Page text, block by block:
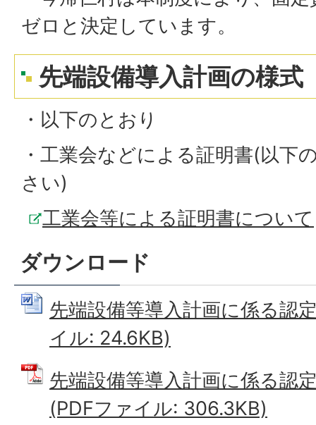
ゼロと決定しています。
先端設備導入計画の様式
・以下のとおり
・工業会などによる証明書(以下
さい)
工業会等による証明書について
ダウンロード
先端設備等導入計画に係る認
イル: 24.6KB)
先端設備等導入計画に係る認
(PDFファイル: 306.3KB)